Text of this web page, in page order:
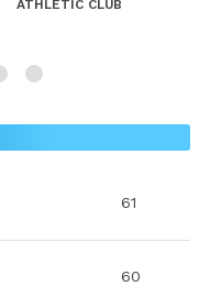
ATHLETIC CLUB
61
60